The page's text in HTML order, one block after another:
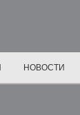
НОВОСТИ